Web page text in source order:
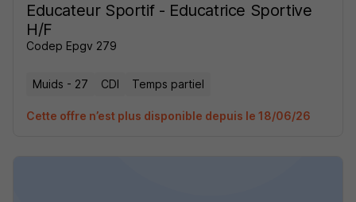
Educateur Sportif - Educatrice Sportive
H/F
Codep Epgv 279
Muids - 27 CDI Temps partiel
Cette offre n’est plus disponible depuis le 18/06/26